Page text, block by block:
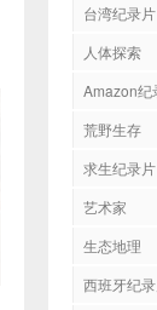
台湾纪录片
人体探索
Amazon纪
荒野生存
求生纪录片
艺术家
生态地理
西班牙纪